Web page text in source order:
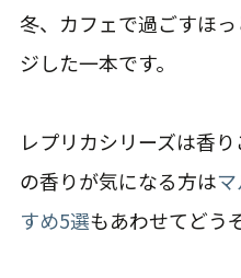
冬、カフェで過ごすほ
ジした一本です。
レプリカシリーズは香
の香りが気になる方は
すめ5選もあわせてどう